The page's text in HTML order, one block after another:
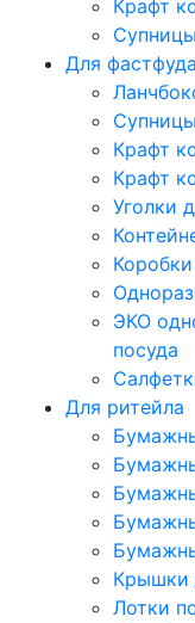
Крафт
Супницы
Для
Супницы
Крафт
Крафт
Уголки
ЭКО
посуда
Для ритейла
Крышки
Лотки